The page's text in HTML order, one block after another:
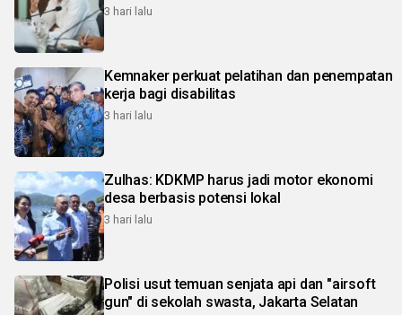
3 hari lalu
Kemnaker perkuat pelatihan dan penempatan
kerja bagi disabilitas
3 hari lalu
Zulhas: KDKMP harus jadi motor ekonomi
desa berbasis potensi lokal
3 hari lalu
Polisi usut temuan senjata api dan "airsoft
gun" di sekolah swasta, Jakarta Selatan